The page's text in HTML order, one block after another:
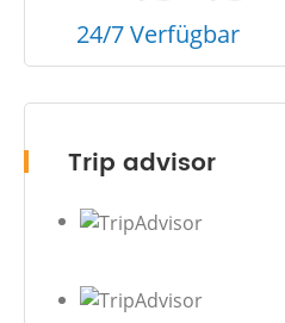
24/7 Verfügbar
Trip advisor